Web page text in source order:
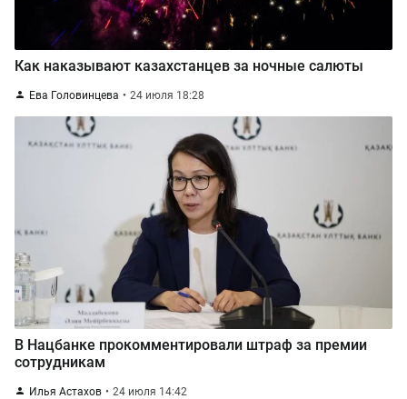
Как наказывают казахстанцев за ночные салюты
Ева Головинцева 24 июля 18:28
В Нацбанке прокомментировали штраф за премии
сотрудникам
Илья Астахов 24 июля 14:42